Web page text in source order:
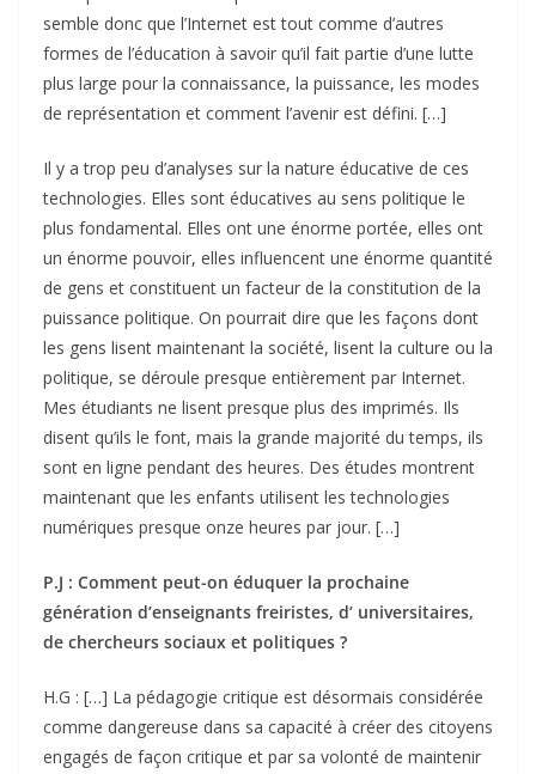
semble donc que l’Internet est tout comme d’autres
formes de l’éducation à savoir qu’il fait partie d’une lutte
plus large pour la connaissance, la puissance, les modes
de représentation et comment l’avenir est défini. […]
Il y a trop peu d’analyses sur la nature éducative de ces
technologies. Elles sont éducatives au sens politique le
plus fondamental. Elles ont une énorme portée, elles ont
un énorme pouvoir, elles influencent une énorme quantité
de gens et constituent un facteur de la constitution de la
puissance politique. On pourrait dire que les façons dont
les gens lisent maintenant la société, lisent la culture ou la
politique, se déroule presque entièrement par Internet.
Mes étudiants ne lisent presque plus des imprimés. Ils
disent qu’ils le font, mais la grande majorité du temps, ils
sont en ligne pendant des heures. Des études montrent
maintenant que les enfants utilisent les technologies
numériques presque onze heures par jour. […]
P.J : Comment peut-on éduquer la prochaine
génération d’enseignants freiristes, d’ universitaires,
de chercheurs sociaux et politiques ?
H.G : […] La pédagogie critique est désormais considérée
comme dangereuse dans sa capacité à créer des citoyens
engagés de façon critique et par sa volonté de maintenir